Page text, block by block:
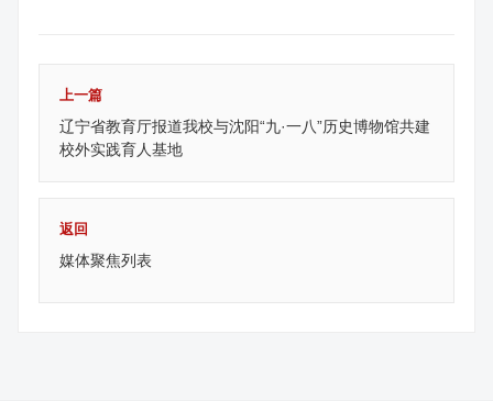
上一篇
辽宁省教育厅报道我校与沈阳“九·一八”历史博物馆共建
校外实践育人基地
返回
媒体聚焦列表